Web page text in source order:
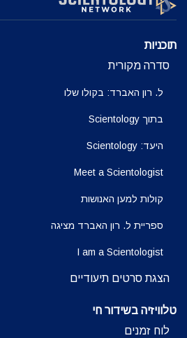
תוכניות
סדרה מקורית
ל. רון האברד: בקולו שלו
בתוך Scientology
היעד: Scientology
Meet a Scientologist
קולות למען האנושות
ספריית ל. רון האברד מציגה
I am a Scientologist
הצגת סרטים תיעודיים
טלוויזיה בשידור חי
לוח זמנים